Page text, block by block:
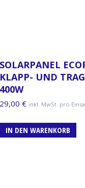
SOLARPANEL
KLAPP- UND
400W
29,00 € inkl. MwSt. pro
IN DEN WARENKORB